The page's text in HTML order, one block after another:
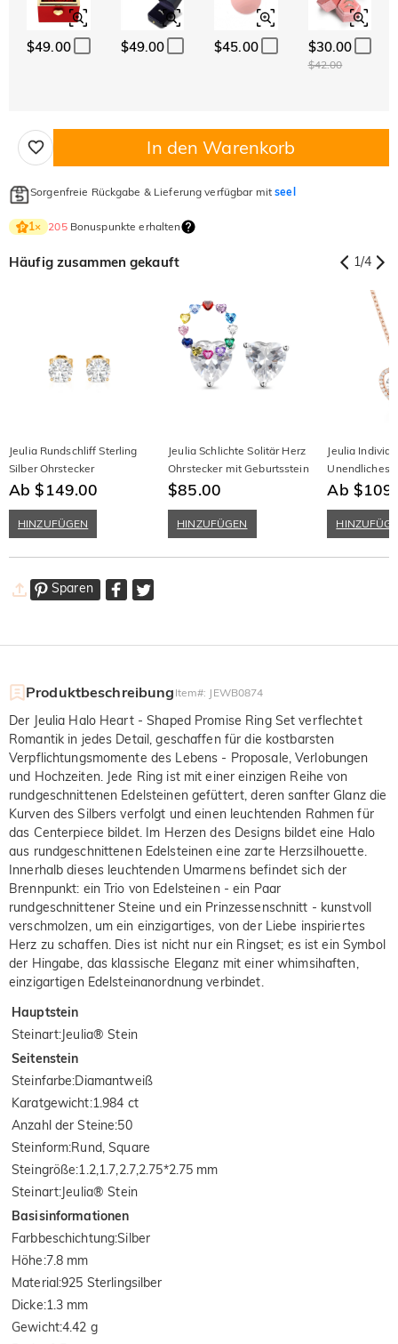
$49.00 $49.00 $45.00 $30.00
$42.00
In den Warenkorb
Sorgenfreie Rückgabe & Lieferung verfügbar mitseel
1× 205Bonuspunkte erhalten
Häufig zusammen gekauft 1/4
Jeulia Rundschliff Sterling
Silber Ohrstecker
Ab $149.00
HINZUFÜGEN
Jeulia Schlichte Solitär Herz
Ohrstecker mit Geburtsstein
$85.00
HINZUFÜGEN
Jeulia
Unendliches
für Liebe
Ab
Sparen
Produktbeschreibung Item#: JEWB0874
Der Jeulia Halo Heart - Shaped Promise Ring Set verflechtet
Romantik in jedes Detail, geschaffen für die kostbarsten
Verpflichtungsmomente des Lebens - Proposale, Verlobungen
und Hochzeiten. Jede Ring ist mit einer einzigen Reihe von
rundgeschnittenen Edelsteinen gefüttert, deren sanfter Glanz die
Kurven des Silbers verfolgt und einen leuchtenden Rahmen für
das Centerpiece bildet. Im Herzen des Designs bildet eine Halo
aus rundgeschnittenen Edelsteinen eine zarte Herzsilhouette.
Innerhalb dieses leuchtenden Umarmens befindet sich der
Brennpunkt: ein Trio von Edelsteinen - ein Paar
rundgeschnittener Steine und ein Prinzessenschnitt - kunstvoll
verschmolzen, um ein einzigartiges, von der Liebe inspiriertes
Herz zu schaffen. Dies ist nicht nur ein Ringset; es ist ein Symbol
der Hingabe, das klassische Eleganz mit einer whimsihaften,
einzigartigen Edelsteinanordnung verbindet.
Hauptstein
Steinart:Jeulia® Stein
Seitenstein
Steinfarbe:Diamantweiß
Karatgewicht:1.984 ct
Anzahl der Steine:50
Steinform:Rund, Square
Steingröße:1.2,1.7,2.7,2.75*2.75 mm
Steinart:Jeulia® Stein
Basisinformationen
Farbbeschichtung:Silber
Höhe:7.8 mm
Material:925 Sterlingsilber
Dicke:1.3 mm
Gewicht:4.42 g